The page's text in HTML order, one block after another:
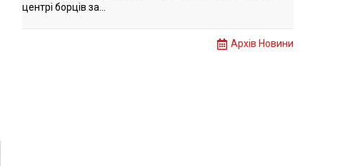
центрі борців за...
Архів Новини